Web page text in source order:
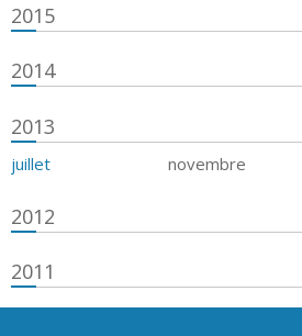
2015
2014
2013
juillet novembre
2012
2011